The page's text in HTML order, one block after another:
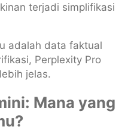
terjadi simplifikasi
adalah data faktual
Perplexity Pro
jelas.
Mana yang